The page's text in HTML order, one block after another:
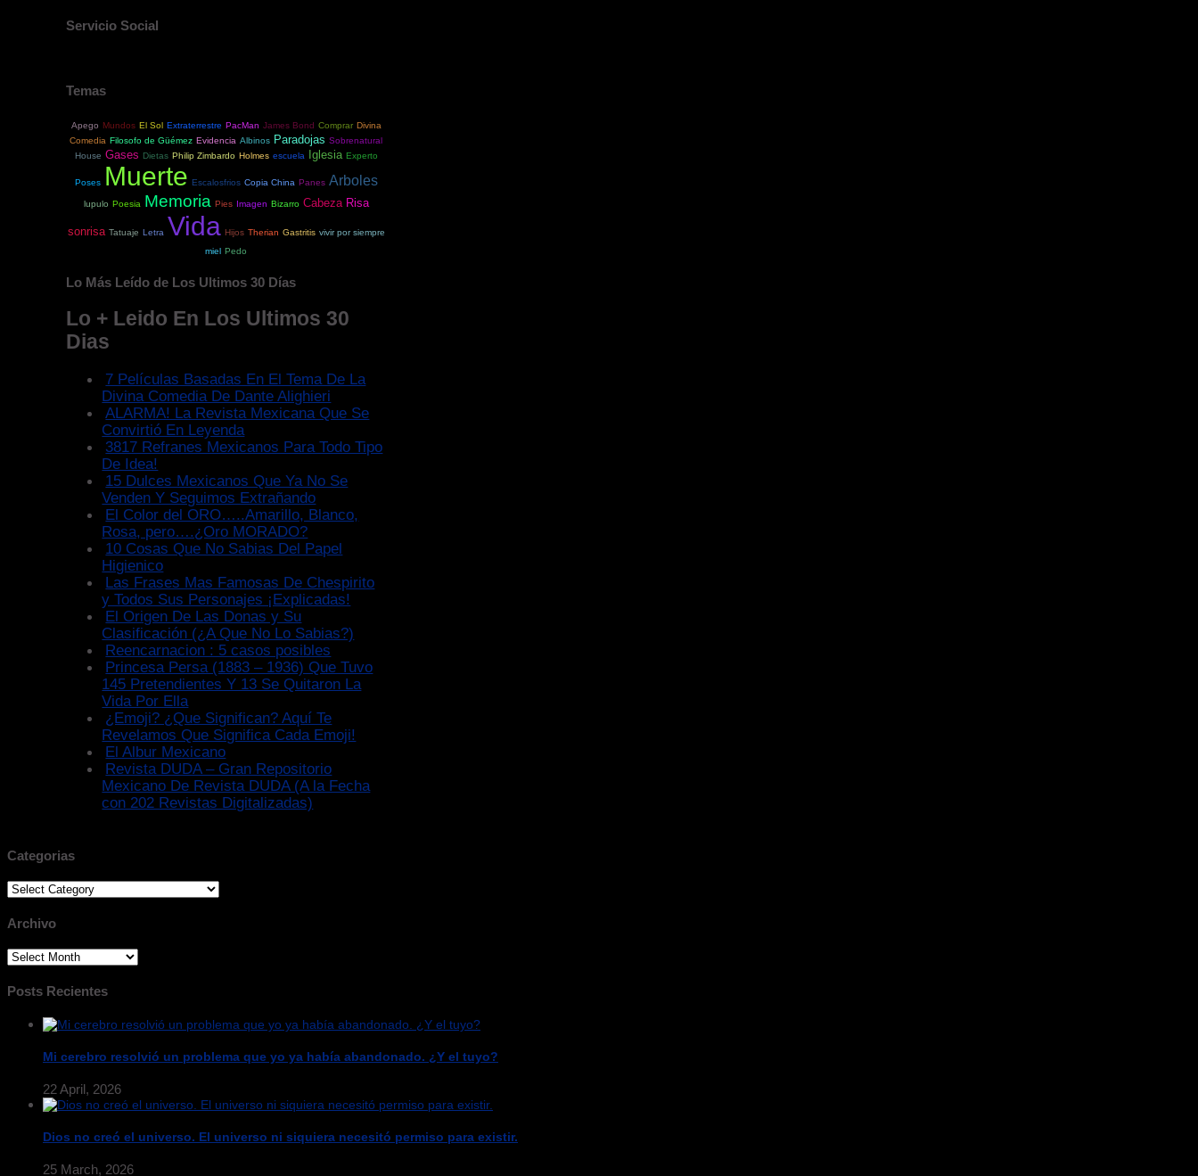
Servicio Social
Temas
Apego Mundos El Sol Extraterrestre PacMan James Bond Comprar Divina
Comedia Filosofo de Güémez Evidencia Albinos Paradojas Sobrenatural
House Gases Dietas Philip Zimbardo Holmes escuela Iglesia Experto
Poses Muerte Escalosfrios Copia China Panes Arboles
lupulo Poesia Memoria Pies Imagen Bizarro Cabeza Risa
sonrisa Tatuaje Letra Vida Hijos Therian Gastritis vivir por siempre
miel Pedo
Lo Más Leído de Los Ultimos 30 Días
Lo + Leido En Los Ultimos 30
Dias
7 Películas Basadas En El Tema De La
Divina Comedia De Dante Alighieri
ALARMA! La Revista Mexicana Que Se
Convirtió En Leyenda
3817 Refranes Mexicanos Para Todo Tipo
De Idea!
15 Dulces Mexicanos Que Ya No Se
Venden Y Seguimos Extrañando
El Color del ORO…..Amarillo, Blanco,
Rosa, pero….¿Oro MORADO?
10 Cosas Que No Sabias Del Papel
Higienico
Las Frases Mas Famosas De Chespirito
y Todos Sus Personajes ¡Explicadas!
El Origen De Las Donas y Su
Clasificación (¿A Que No Lo Sabias?)
Reencarnacion : 5 casos posibles
Princesa Persa (1883 – 1936) Que Tuvo
145 Pretendientes Y 13 Se Quitaron La
Vida Por Ella
¿Emoji? ¿Que Significan? Aquí Te
Revelamos Que Significa Cada Emoji!
El Albur Mexicano
Revista DUDA – Gran Repositorio
Mexicano De Revista DUDA (A la Fecha
con 202 Revistas Digitalizadas)
Categorias
Categorias
Archivo
Archivo
Posts Recientes
Mi cerebro resolvió un problema que yo ya había abandonado. ¿Y el tuyo?
22 April, 2026
Dios no creó el universo. El universo ni siquiera necesitó permiso para existir.
25 March, 2026